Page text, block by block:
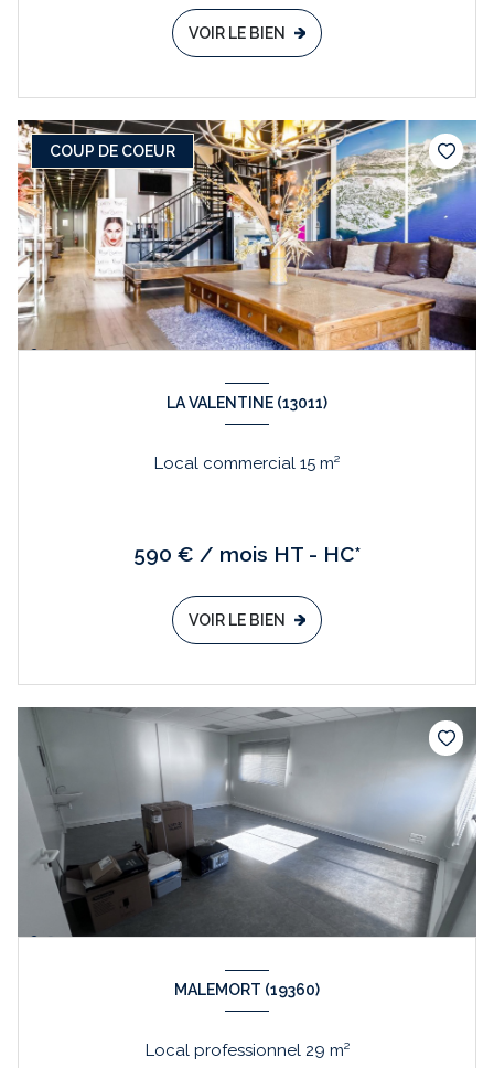
VOIR LE BIEN
COUP DE COEUR
LA VALENTINE (13011)
Local commercial 15 m²
590 € / mois HT - HC*
VOIR LE BIEN
MALEMORT (19360)
Local professionnel 29 m²